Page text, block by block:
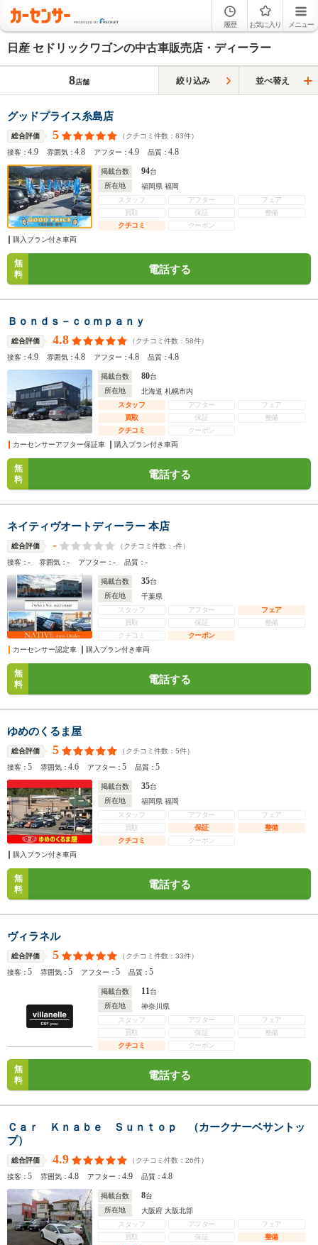
履歴 お気に入り メニュー
日産 セドリックワゴンの中古車販売店・ディーラー
8店舗 絞り込み 並べ替え
グッドプライス糸島店
総合評価 5 （クチコミ件数： 83件）
接客：4.9 雰囲気：4.8 アフター：4.9 品質：4.8
掲載台数 94台
所在地
福岡県 福岡
スタッフ
アフター
フェア
買取
保証
整備
クチコミ
クーポン
購入プラン付き車両
無
料
電話する
Ｂｏｎｄｓ－ｃｏｍｐａｎｙ
総合評価 4.8 （クチコミ件数： 58件）
接客：4.9 雰囲気：4.8 アフター：4.8 品質：4.8
掲載台数 80台
所在地
北海道 札幌市内
スタッフ
アフター
フェア
買取
保証
整備
クチコミ
クーポン
カーセンサーアフター保証車
購入プラン付き車両
無
料
電話する
ネイティヴオートディーラー 本店
総合評価 - （クチコミ件数： -件）
接客：- 雰囲気：- アフター：- 品質：-
掲載台数 35台
所在地
千葉県
スタッフ
アフター
フェア
買取
保証
整備
クチコミ
クーポン
カーセンサー認定車
購入プラン付き車両
無
料
電話する
ゆめのくるま屋
総合評価 5 （クチコミ件数： 5件）
接客：5 雰囲気：4.6 アフター：5 品質：5
掲載台数 35台
所在地
福岡県 福岡
スタッフ
アフター
フェア
買取
保証
整備
クチコミ
クーポン
購入プラン付き車両
無
料
電話する
ヴィラネル
総合評価 5 （クチコミ件数： 33件）
接客：5 雰囲気：5 アフター：5 品質：5
掲載台数 11台
所在地
神奈川県
スタッフ
アフター
フェア
買取
保証
整備
クチコミ
クーポン
無
料
電話する
Ｃａｒ Ｋｎａｂｅ Ｓｕｎｔｏｐ （カークナーベサントッ
プ）
総合評価 4.9 （クチコミ件数： 26件）
接客：5 雰囲気：4.8 アフター：4.9 品質：4.8
掲載台数 8台
所在地
大阪府 大阪北部
スタッフ
アフター
フェア
買取
保証
整備